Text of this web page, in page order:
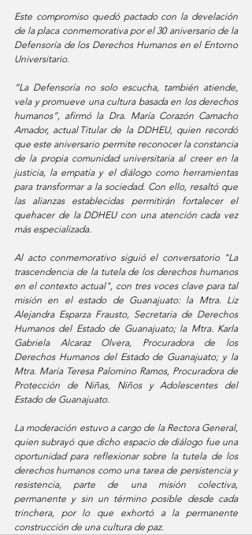
Este compromiso quedó pactado con la develación
de la placa conmemorativa por el 30 aniversario de la
Defensoría de los Derechos Humanos en el Entorno
Universitario.
“La Defensoría no solo escucha, también atiende,
vela y promueve una cultura basada en los derechos
humanos”, afirmó la Dra. María Corazón Camacho
Amador, actual Titular de la DDHEU, quien recordó
que este aniversario permite reconocer la constancia
de la propia comunidad universitaria al creer en la
justicia, la empatía y el diálogo como herramientas
para transformar a la sociedad. Con ello, resaltó que
las alianzas establecidas permitirán fortalecer el
quehacer de la DDHEU con una atención cada vez
más especializada.
Al acto conmemorativo siguió el conversatorio "La
trascendencia de la tutela de los derechos humanos
en el contexto actual", con tres voces clave para tal
misión en el estado de Guanajuato: la Mtra. Liz
Alejandra Esparza Frausto, Secretaria de Derechos
Humanos del Estado de Guanajuato; la Mtra. Karla
Gabriela Alcaraz Olvera, Procuradora de los
Derechos Humanos del Estado de Guanajuato; y la
Mtra. María Teresa Palomino Ramos, Procuradora de
Protección de Niñas, Niños y Adolescentes del
Estado de Guanajuato.
La moderación estuvo a cargo de la Rectora General,
quien subrayó que dicho espacio de diálogo fue una
oportunidad para reflexionar sobre la tutela de los
derechos humanos como una tarea de persistencia y
resistencia, parte de una misión colectiva,
permanente y sin un término posible desde cada
trinchera, por lo que exhortó a la permanente
construcción de una cultura de paz.